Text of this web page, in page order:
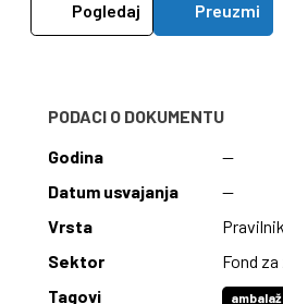
Pogledaj Preuzmi
PODACI O DOKUMENTU
Godina
—
Datum usvajanja
—
Vrsta
Pravilnik
Sektor
Fond
Tagovi